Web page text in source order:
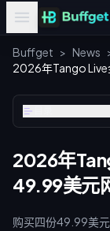
Buffget > News
2026年Tango Live
2026年
49.99美元
购买四份49.99美